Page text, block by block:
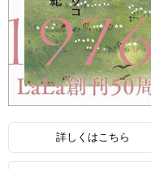
詳しくはこちら